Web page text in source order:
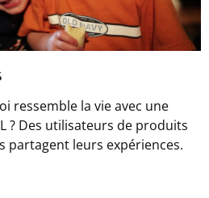
ressemble la vie avec une
? Des utilisateurs de produits
partagent leurs expériences.